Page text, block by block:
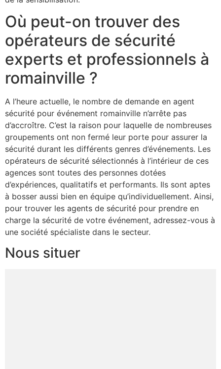
Où peut-on trouver des
opérateurs de sécurité
experts et professionnels à
romainville ?
A l’heure actuelle, le nombre de demande en agent
sécurité pour événement romainville n’arrête pas
d’accroître. C’est la raison pour laquelle de nombreuses
groupements ont non fermé leur porte pour assurer la
sécurité durant les différents genres d’événements. Les
opérateurs de sécurité sélectionnés à l’intérieur de ces
agences sont toutes des personnes dotées
d’expériences, qualitatifs et performants. Ils sont aptes
à bosser aussi bien en équipe qu’individuellement. Ainsi,
pour trouver les agents de sécurité pour prendre en
charge la sécurité de votre événement, adressez-vous à
une société spécialiste dans le secteur.
Nous situer